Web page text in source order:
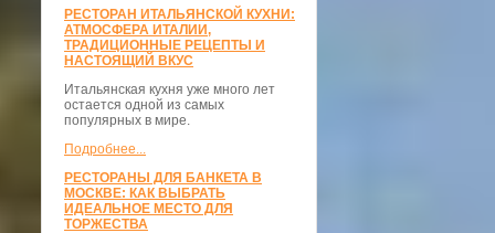
РЕСТОРАН ИТАЛЬЯНСКОЙ КУХНИ:
АТМОСФЕРА ИТАЛИИ,
ТРАДИЦИОННЫЕ РЕЦЕПТЫ И
НАСТОЯЩИЙ ВКУС
Итальянская кухня уже много лет
остается одной из самых
популярных в мире.
Подробнее...
РЕСТОРАНЫ ДЛЯ БАНКЕТА В
МОСКВЕ: КАК ВЫБРАТЬ
ИДЕАЛЬНОЕ МЕСТО ДЛЯ
ТОРЖЕСТВА